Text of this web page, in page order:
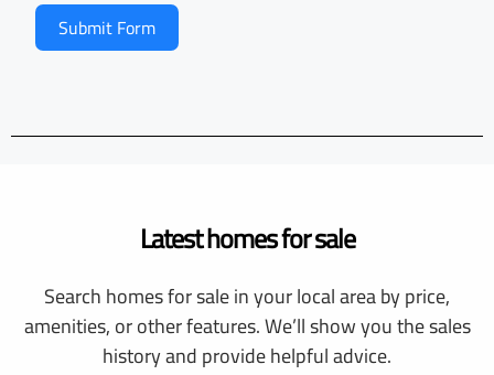
Submit Form
Latest homes for sale
Search homes for sale in your local area by price,
amenities, or other features. We’ll show you the sales
history and provide helpful advice.